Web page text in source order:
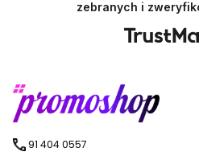
zebranych i
91 404 0557